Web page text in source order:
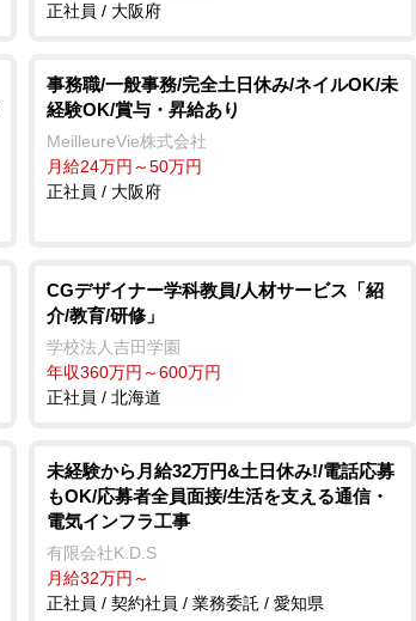
正社員 / 大阪府
事務職/一般事務/完全土日休み/ネイルOK/未
経験OK/賞与・昇給あり
MeilleureVie株式会社
月給24万円～50万円
正社員 / 大阪府
CGデザイナー学科教員/人材サービス「紹
介/教育/研修」
学校法人吉田学園
年収360万円～600万円
正社員 / 北海道
未経験から月給32万円&土日休み!/電話応募
もOK/応募者全員面接/生活を支える通信・
電気インフラ工事
有限会社K.D.S
月給32万円～
正社員 / 契約社員 / 業務委託 / 愛知県